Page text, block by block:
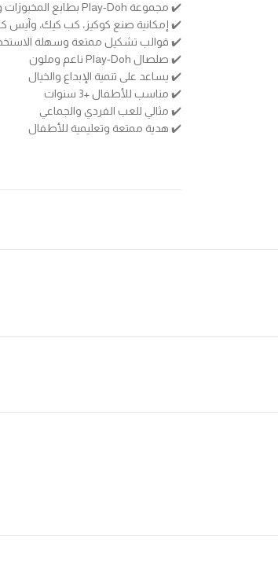
✔️ مجموعة Play-Doh بطابع المخبوزات والحلويات
✔️ إمكانية صنع كوكيز، كب كيك، وآيس
✔️ قوالب تشكيل ممتعة وسهلة
✔️ صلصال Play-Doh ناعم وملون
✔️ يساعد على تنمية الإبداع والخيال
✔️ مناسب للأطفال +3 سنوات
✔️ مثالي للعب الفردي والجماعي
✔️ هدية ممتعة وتعليمية للأطفال